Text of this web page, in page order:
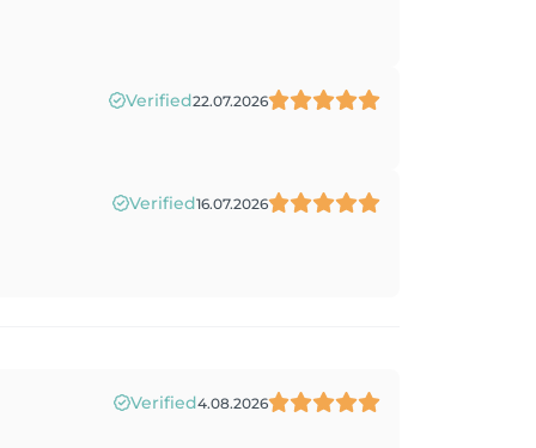
Verified22.07.2026
Verified16.07.2026
Verified4.08.2026